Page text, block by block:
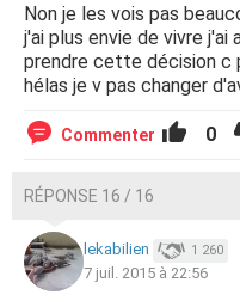
Non je les vois pas
j'ai plus envie de vivre
prendre cette décision c
hélas je v pas changer
Commenter 0
RÉPONSE 16 / 16
lekabilien 1 260
7 juil. 2015 à 22:56